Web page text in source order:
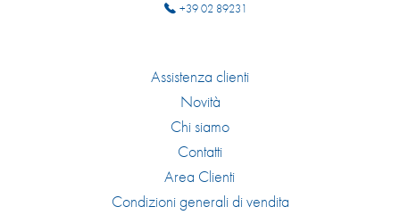
+39 02 89231
Assistenza clienti
Novità
Chi siamo
Contatti
Area Clienti
Condizioni generali di vendita